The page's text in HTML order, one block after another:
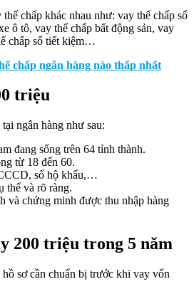
chấp khác nhau như: vay thế chấp sổ
ô tô, vay thế chấp bất động sản, vay
chấp sổ tiết kiệm…
chấp ngân hàng nào thấp nhất
triệu
ngân hàng như sau:
đang sống trên 64 tỉnh thành.
từ 18 đến 60.
sổ hộ khẩu,…
thể và rõ ràng.
và chứng minh được thu nhập hàng
200 triệu trong 5 năm
sơ cần chuẩn bị trước khi vay vốn